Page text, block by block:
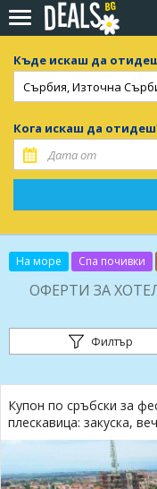
Къде искаш да
Кога искаш да
На море Спа почивки
ОФЕРТИ ЗА
Филтър
Купон по сръбски за
плескавица: закуска,